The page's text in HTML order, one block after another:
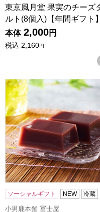
東京風月堂 果実のチーズ
ルト(8個入)【年間ギフト】
本体 2,000円
税込 2,160円
小男鹿本舗 冨士屋 水羊
ソーシャルギフト NEW 冷蔵
小男鹿本舗 冨士屋